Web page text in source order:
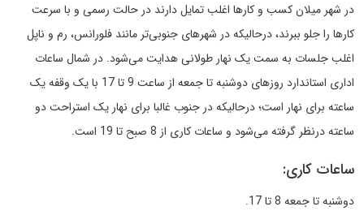
در شهر میلان کسب و کارها اغلب تمایل دارند در حالت رسمی و با سرعت
کارها را جلو ببرند، درحالیکه در شهرهای جنوبی‌تر مانند فلورانس، رم و ناپل
اغلب جلسات به سمت یک نهار طولانی هدایت می‌شود. در شمال ساعات
اداری استاندارد روزهای دوشنبه تا جمعه از ساعت 9 تا 17 با یک وقفه یک
ساعته برای نهار است؛ درحالیکه در جنوب غالبا برای نهار یک استراحت دو
ساعته درنظر گرفته می‌شود و ساعات کاری از 8 صبح تا 19 است.
ساعات کاری:
دوشنبه تا جمعه 8 تا 17.